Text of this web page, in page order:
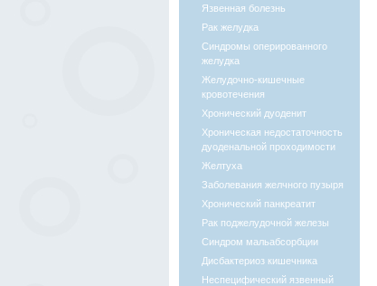
Язвенная болезнь
Рак желудка
Синдромы оперированного
желудка
Желудочно-кишечные
кровотечения
Хронический дуоденит
Хроническая недостаточность
дуоденальной проходимости
Желтуха
Заболевания желчного пузыря
Хронический панкреатит
Рак поджелудочной железы
Синдром мальабсорбции
Дисбактериоз кишечника
Неспецифический язвенный